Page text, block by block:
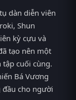
dàn diễn viên
Shun
kỳ cựu và
tạo nên một
cuối cùng.
Bá Vương
cho người